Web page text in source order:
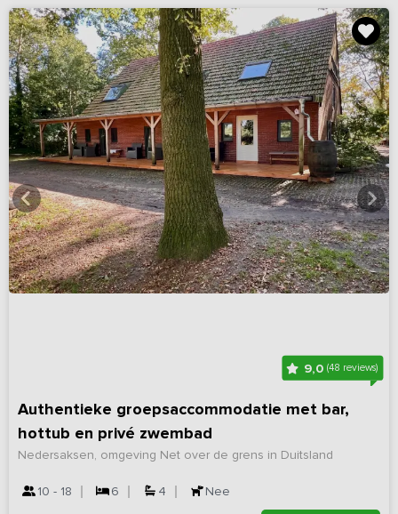
9,0(48 reviews)
Authentieke groepsaccommodatie met bar,
hottub en privé zwembad
Nedersaksen, omgeving Net over de grens in Duitsland
10 - 18 6 4 Nee